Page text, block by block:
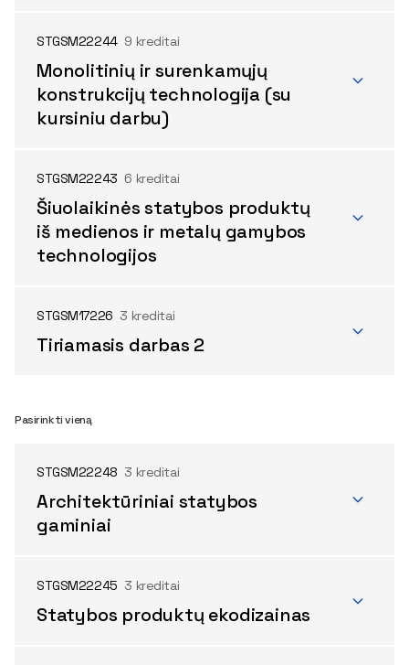
STGSM22244 9 kreditai
Monolitinių ir surenkamųjų
konstrukcijų technologija (su
kursiniu darbu)
STGSM22243 6 kreditai
Šiuolaikinės statybos produktų
iš medienos ir metalų gamybos
technologijos
STGSM17226 3 kreditai
Tiriamasis darbas 2
Pasirinkti vieną
STGSM22248 3 kreditai
Architektūriniai statybos
gaminiai
STGSM22245 3 kreditai
Statybos produktų ekodizainas